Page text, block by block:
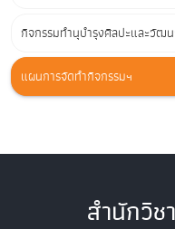
กิจกรรมทำนุบำรุงศิลปะและวัฒ
แผนการจัดทำกิจกรรมฯ
สำนักวิช